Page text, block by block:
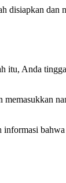
disiapkan dan
itu, Anda